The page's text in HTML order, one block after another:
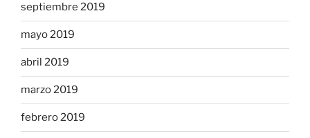
septiembre 2019
mayo 2019
abril 2019
marzo 2019
febrero 2019